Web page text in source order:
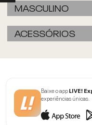
MASCULINO
ACESSÓRIOS
Baixe o appLIVE!
experiências únicas.